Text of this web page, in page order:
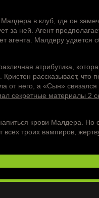
в клуб, где он
за ней. Агент
агента. Малдеру удается
атрибутика,
рассказывает, что
от него, а «Сын» связался
секретные материалы 2
крови Малдера. Но
всех троих вампиров,